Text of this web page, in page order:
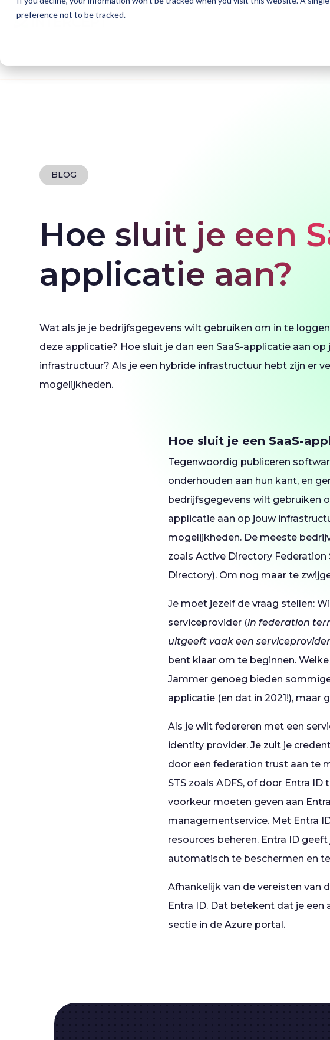
preference not to be tracked.
BLOG
Hoe sluit je een
applicatie aan?
Wat als je je bedrijfsgegevens wilt gebruiken om in te
deze applicatie? Hoe sluit je dan een SaaS-applicatie aan op
infrastructuur? Als je een hybride infrastructuur hebt zijn er
mogelijkheden.
Hoe sluit je een SaaS-
Tegenwoordig publiceren
onderhouden aan hun kant, en
bedrijfsgegevens wilt gebruiken
applicatie aan op jouw
mogelijkheden. De meeste
zoals Active Directory Federation
Directory). Om nog maar te
Je moet jezelf de vraag stellen:
serviceprovider (in federation
uitgeeft vaak een
bent klaar om te beginnen.
Jammer genoeg bieden
applicatie (en dat in 2021!), maar
Als je wilt federeren met een
identity provider. Je zult je
door een federation trust aan te
STS zoals ADFS, of door Entra
voorkeur moeten geven aan
managementservice. Met Entra
resources beheren. Entra ID
automatisch te beschermen en
Afhankelijk van de vereisten van
Entra ID. Dat betekent dat je
sectie in de Azure portal.